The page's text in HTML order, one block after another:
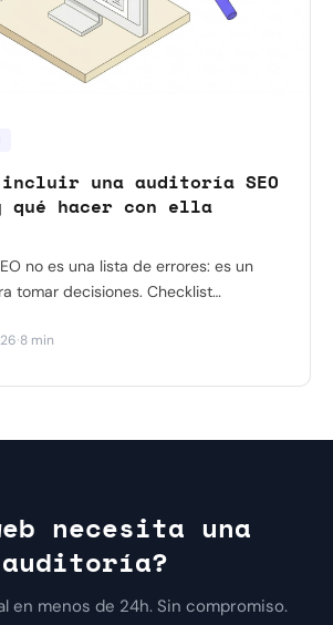
incluir una auditoría SEO
qué hacer con ella
no es una lista de errores: es un
tomar decisiones. Checklist
y visibilidad en IA — cómo
·8 min
necesita una
auditoría?
en menos de 24h. Sin compromiso.